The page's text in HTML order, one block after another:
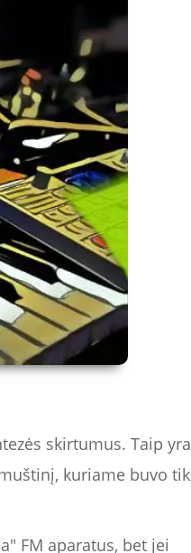
skirtumus. Taip yra
kuriame buvo tik
FM aparatus, bet jei